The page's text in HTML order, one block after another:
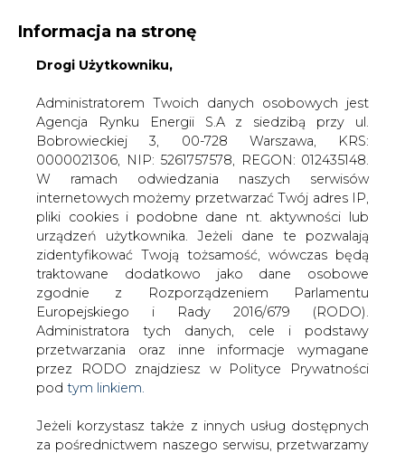
KONTAKT:
WYDAWCA PORTALU:
WYSOKI KONTRAST WIELKOŚĆ TEKSTU A A
ZALOGUJ SIĘ
WŁĄCZ CIRE.TV
Informacja na stronę
Drogi Użytkowniku,
Administratorem Twoich danych osobowych jest
Agencja Rynku Energii S.A z siedzibą przy ul.
Bobrowieckiej 3, 00-728 Warszawa, KRS:
0000021306, NIP: 5261757578, REGON: 012435148.
W ramach odwiedzania naszych serwisów
internetowych możemy przetwarzać Twój adres IP,
pliki cookies i podobne dane nt. aktywności lub
urządzeń użytkownika. Jeżeli dane te pozwalają
zidentyfikować Twoją tożsamość, wówczas będą
traktowane dodatkowo jako dane osobowe
zgodnie z Rozporządzeniem Parlamentu
Europejskiego i Rady 2016/679 (RODO).
Administratora tych danych, cele i podstawy
przetwarzania oraz inne informacje wymagane
przez RODO znajdziesz w Polityce Prywatności
pod tym linkiem.
Jeżeli korzystasz także z innych usług dostępnych
za pośrednictwem naszego serwisu, przetwarzamy